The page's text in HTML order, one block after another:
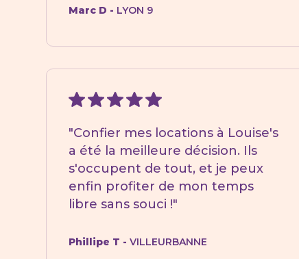
Marc D - LYON 9
"Confier mes locations à Louise's
a été la meilleure décision. Ils
s'occupent de tout, et je peux
enfin profiter de mon temps
libre sans souci !"
Phillipe T -VILLEURBANNE